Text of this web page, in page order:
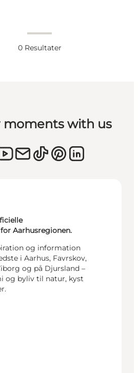
0 Resultater
moments with us
Aarhusregionen.
og information
i Aarhus, Favrskov,
og på Djursland –
og byliv til natur, kyst